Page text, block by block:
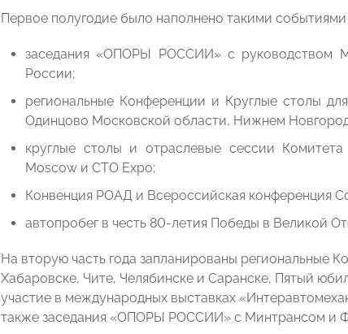
Первое полугодие было наполнено такими событиями
заседания «ОПОРЫ РОССИИ» с руководством
России;
региональные Конференции и Круглые столы
Одинцово Московской области, Нижнем
круглые столы и отраслевые сессии
Moscow и СТО Expo;
Конвенция РОАД и Всероссийская конференция
автопробег в честь 80-летия Победы в Великой
На вторую часть года запланированы региональные
Хабаровске, Чите, Челябинске и Саранске, Пятый
участие в международных выставках
также заседания «ОПОРЫ РОССИИ» с Минтрансом и